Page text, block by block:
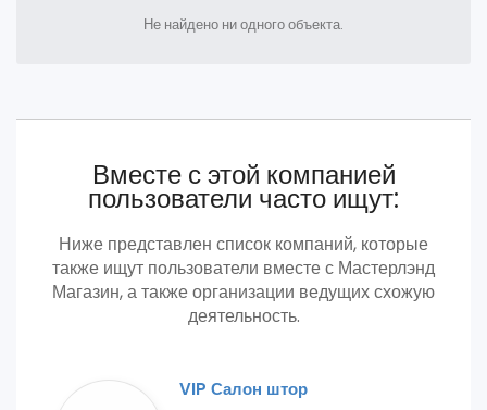
Не найдено ни одного объекта.
Вместе с этой компанией
пользователи часто ищут:
Ниже представлен список компаний, которые
также ищут пользователи вместе с Мастерлэнд
Магазин, а также организации ведущих схожую
деятельность.
VIP Салон штор